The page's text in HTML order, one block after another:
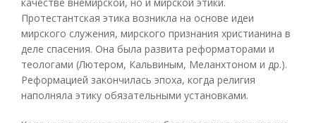
Протестантская этика возникла на основе идеи
мирского служения, мирского признания христианина в
деле спасения. Она была развита реформаторами и
теологами (Лютером, Кальвиным, Меланхтоном и др.).
Реформацией закончилась эпоха, когда религия
наполняла этику обязательными установками.